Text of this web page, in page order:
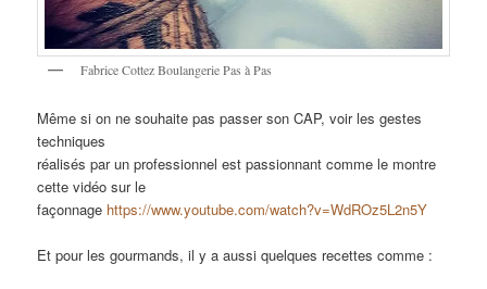
Fabrice Cottez Boulangerie Pas à Pas
Même si on ne souhaite pas passer son CAP, voir les gestes
techniques
réalisés par un professionnel est passionnant comme le montre
cette vidéo sur le
façonnage https://www.youtube.com/watch?v=WdROz5L2n5Y
Et pour les gourmands, il y a aussi quelques recettes comme :